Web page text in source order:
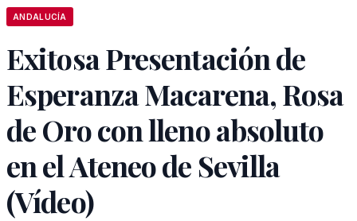
ANDALUCÍA
Exitosa Presentación de
Esperanza Macarena, Rosa
de Oro con lleno absoluto
en el Ateneo de Sevilla
(Vídeo)